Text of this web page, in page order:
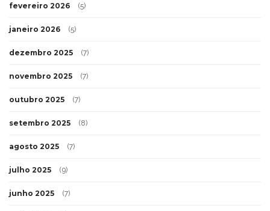
fevereiro 2026 (5)
janeiro 2026 (5)
dezembro 2025 (7)
novembro 2025 (7)
outubro 2025 (7)
setembro 2025 (8)
agosto 2025 (7)
julho 2025 (9)
junho 2025 (7)